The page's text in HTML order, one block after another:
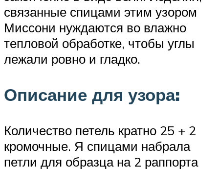
связанные спицами этим узором
Миссони нуждаются во влажно
тепловой обработке, чтобы углы
лежали ровно и гладко.
Описание для узора:
Количество петель кратно 25 + 2
кромочные. Я спицами набрала
петли для образца на 2 раппорта